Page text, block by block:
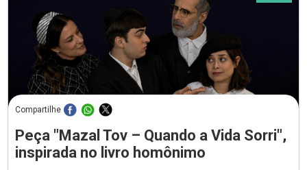
Compartilhe
Peça "Mazal Tov – Quando a Vida Sorri",
inspirada no livro homônimo